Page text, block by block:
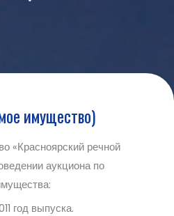
имущество)
«Красноярский речной
аукциона по
год выпуска.